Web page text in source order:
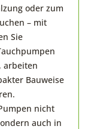
oder zum
– mit
Sie
, arbeiten
Bauweise
nicht
auch in